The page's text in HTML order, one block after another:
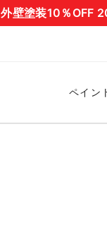
外壁塗装10％OFF
ペイン